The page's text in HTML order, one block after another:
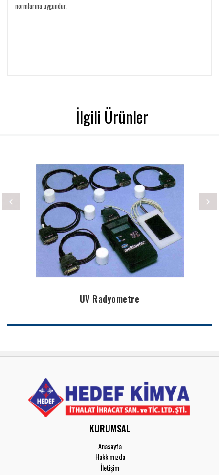
normlarına uygundur.
İlgili Ürünler
UV Radyometre
KURUMSAL
Anasayfa
Hakkımızda
İletişim